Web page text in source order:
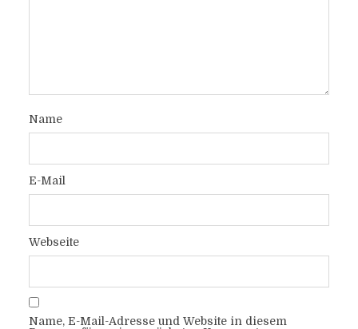
Name
E-Mail
Webseite
Name, E-Mail-Adresse und Website in diesem